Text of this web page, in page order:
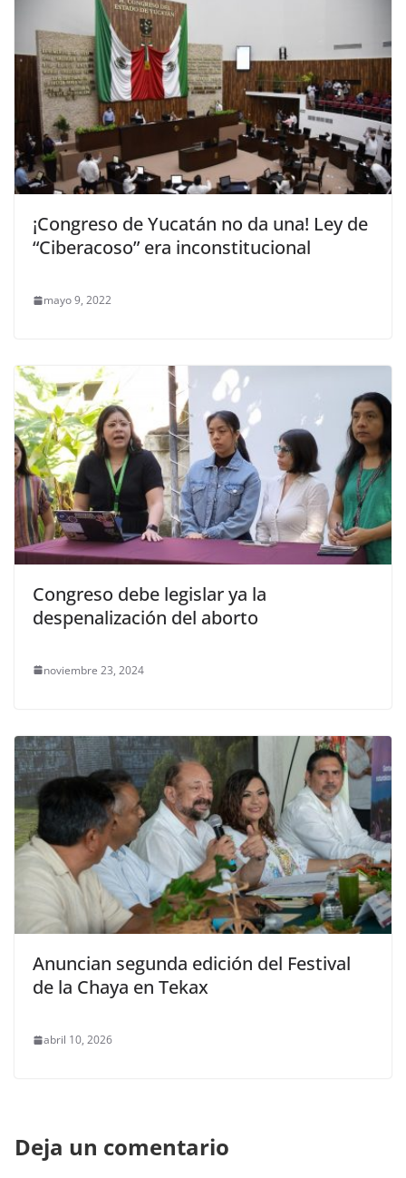
¡Congreso de Yucatán no da una! Ley de
“Ciberacoso” era inconstitucional
mayo 9, 2022
Congreso debe legislar ya la
despenalización del aborto
noviembre 23, 2024
Anuncian segunda edición del Festival
de la Chaya en Tekax
abril 10, 2026
Deja un comentario